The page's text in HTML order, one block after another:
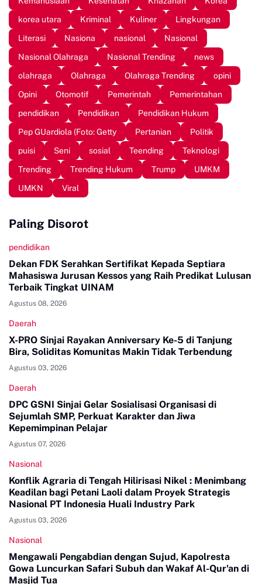
korea utara
Kriminal Kuliner
Lingkungan
Literasi
Nasiona nasional
Nasional
Nasional Olahraga
Nasional Trending
news
olahraga
Olahraga Olahraga Trending
opini
Opini
Otomotif Pemerintah
Pemerintahan
pendidikan
Pendidikan
Pendidikan Hukum
Pep GUardiola (Foto: Getty
Pertanian
Politik
puisi
Seni sosial Teending
Teknologi
Trending
Trending Hukum Trump
UMKM
UMKN
Viral
Paling Disorot
pendidikan
Dekan FDK Serahkan Sertifikat Kepada Septiara
Mahasiswa Jurusan Kessos yang Raih Predikat Lulusan
Terbaik Tingkat UINAM
Agustus 08, 2026
Daerah
X-PRO Sinjai Rayakan Anniversary Ke-5 di Tanjung
Bira, Soliditas Komunitas Makin Tidak Terbendung
Agustus 03, 2026
Daerah
DPC GSNI Sinjai Gelar Sosialisasi Organisasi di
Sejumlah SMP, Perkuat Karakter dan Jiwa
Kepemimpinan Pelajar
Agustus 07, 2026
Nasional
Konflik Agraria di Tengah Hilirisasi Nikel : Menimbang
Keadilan bagi Petani Laoli dalam Proyek Strategis
Nasional PT Indonesia Huali Industry Park
Agustus 03, 2026
Nasional
Mengawali Pengabdian dengan Sujud, Kapolresta
Gowa Luncurkan Safari Subuh dan Wakaf Al-Qur'an di
Masjid Tua